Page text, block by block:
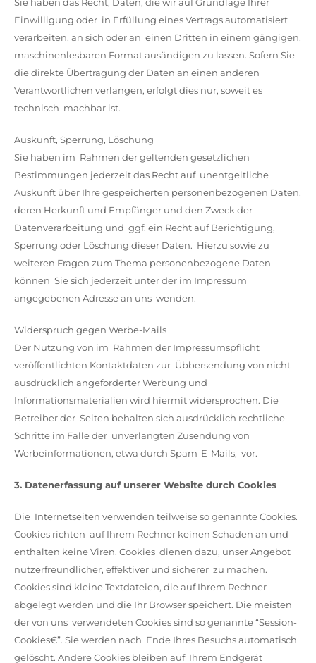
Einwilligung oder in Erfüllung eines Vertrags automatisiert
verarbeiten, an sich oder an einen Dritten in einem gängigen,
maschinenlesbaren Format ausändigen zu lassen. Sofern Sie
die direkte Übertragung der Daten an einen anderen
Verantwortlichen verlangen, erfolgt dies nur, soweit es
technisch machbar ist.
Auskunft, Sperrung, Löschung
Sie haben im Rahmen der geltenden gesetzlichen
Bestimmungen jederzeit das Recht auf unentgeltliche
Auskunft über Ihre gespeicherten personenbezogenen Daten,
deren Herkunft und Empfänger und den Zweck der
Datenverarbeitung und ggf. ein Recht auf Berichtigung,
Sperrung oder Löschung dieser Daten. Hierzu sowie zu
weiteren Fragen zum Thema personenbezogene Daten
können Sie sich jederzeit unter der im Impressum
angegebenen Adresse an uns wenden.
Widerspruch gegen Werbe-Mails
Der Nutzung von im Rahmen der Impressumspflicht
veröffentlichten Kontaktdaten zur Übbersendung von nicht
ausdrücklich angeforderter Werbung und
Informationsmaterialien wird hiermit widersprochen. Die
Betreiber der Seiten behalten sich ausdrücklich rechtliche
Schritte im Falle der unverlangten Zusendung von
Werbeinformationen, etwa durch Spam-E-Mails, vor.
3. Datenerfassung auf unserer Website durch Cookies
Die Internetseiten verwenden teilweise so genannte Cookies.
Cookies richten auf Ihrem Rechner keinen Schaden an und
enthalten keine Viren. Cookies dienen dazu, unser Angebot
nutzerfreundlicher, effektiver und sicherer zu machen.
Cookies sind kleine Textdateien, die auf Ihrem Rechner
abgelegt werden und die Ihr Browser speichert. Die meisten
der von uns verwendeten Cookies sind so genannte “Session-
Cookies€”. Sie werden nach Ende Ihres Besuchs automatisch
gelöscht. Andere Cookies bleiben auf Ihrem Endgerät